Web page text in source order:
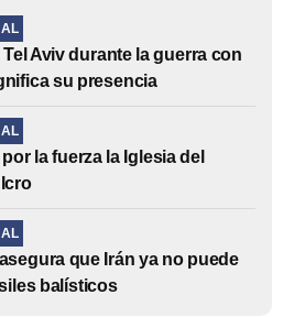
Aviv durante la guerra con
su presencia
la fuerza la Iglesia del
que Irán ya no puede
balísticos